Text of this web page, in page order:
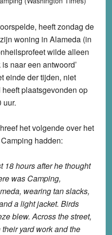
heeft zondag de
woning in Alameda (in
wilde alleen
naar een antwoord’
einde der tijden, niet
plaatsgevonden op
uur.
het volgende over het
hadden:
18 hours after he thought
was Camping,
wearing tan slacks,
a light jacket. Birds
blew. Across the street,
yard work and the